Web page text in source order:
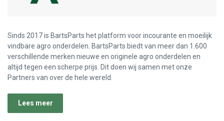
Sinds 2017 is BartsParts het platform voor incourante en moeilijk
vindbare agro onderdelen. BartsParts biedt van meer dan 1.600
verschillende merken nieuwe en originele agro onderdelen en
altijd tegen een scherpe prijs. Dit doen wij samen met onze
Partners van over de hele wereld.
Lees meer